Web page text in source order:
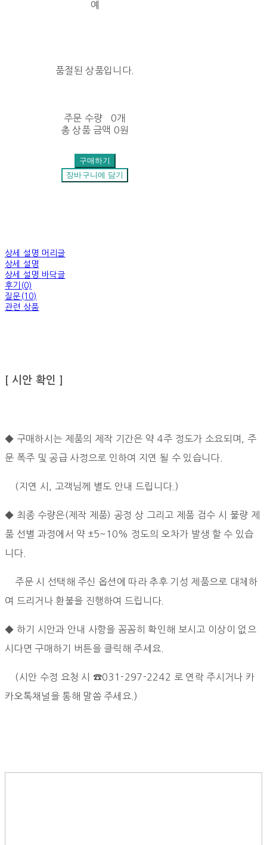
예
품절된 상품입니다.
주문 수량
0개
총 상품 금액 0원
구매하기
장바구니에 담기
상세 설명 머리글
상세 설명
상세 설명 바닥글
후기(0)
질문(10)
관련 상품
[ 시안 확인 ]
◆ 구매하시는 제품의 제작 기간은 약 4주 정도가 소요되며, 주
문 폭주 및 공급 사정으로 인하여 지연 될 수 있습니다.
(지연 시, 고객님께 별도 안내 드립니다.)
◆ 최종 수량은(제작 제품) 공정 상 그리고 제품 검수 시 불량 제
품 선별 과정에서 약 ±5~10% 정도의 오차가 발생 할 수 있습
니다.
주문 시 선택해 주신 옵션에 따라 추후 기성 제품으로 대체하
여 드리거나 환불을 진행하여 드립니다.
◆ 하기 시안과 안내 사항을 꼼꼼히 확인해 보시고 이상이 없으
시다면 구매하기 버튼을 클릭해 주세요.
(시안 수정 요청 시 ☎031-297-2242 로 연락 주시거나 카
카오톡채널을 통해 말씀 주세요.)